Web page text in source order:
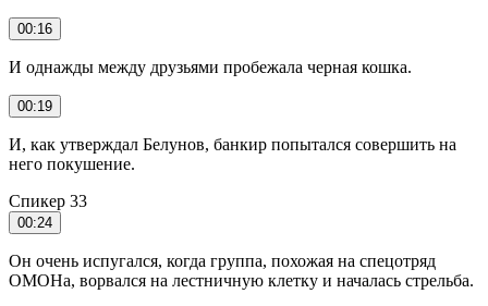
00:16
И однажды между друзьями пробежала черная кошка.
00:19
И, как утверждал Белунов, банкир попытался совершить на
него покушение.
Спикер 33
00:24
Он очень испугался, когда группа, похожая на спецотряд
ОМОНа, ворвался на лестничную клетку и началась стрельба.